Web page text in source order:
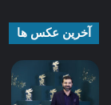
آخرین عکس ها